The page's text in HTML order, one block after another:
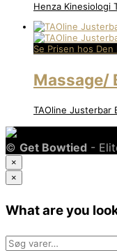
Henza Kinesiologi
Se Prisen hos
Massage/
TAOline Justerbar
© Get Bowtied -
×
×
What are you
Søg